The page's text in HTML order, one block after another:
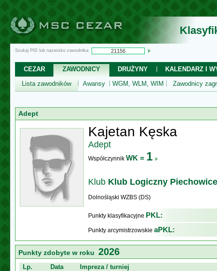
Szukaj PID lub nazwisko zawodnika:
CEZAR ZAWODNICY DRUŻYNY
KALENDARZ I
Lista zawodników
Awansy WGM, WLM, WIM Zawodnicy
Adept
Kajetan Kęska
Adept
Współczynnik WK = 1
Klub Klub Logiczny Piechowice
Dolnośląski WZBS (DS)
Punkty klasyfikacyjne PKL:
Punkty arcymistrzowskie aPKL:
Punkty zdobyte w roku 2026
Lp. Data Impreza / turniej